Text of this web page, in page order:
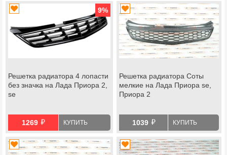
9%
Решетка радиатора 4 лопасти
без значка на Лада Приора 2,
se
1269 й КУПИТЬ
Решетка радиатора Соты
мелкие на Лада Приора se,
Приора 2
1039 й КУПИТЬ